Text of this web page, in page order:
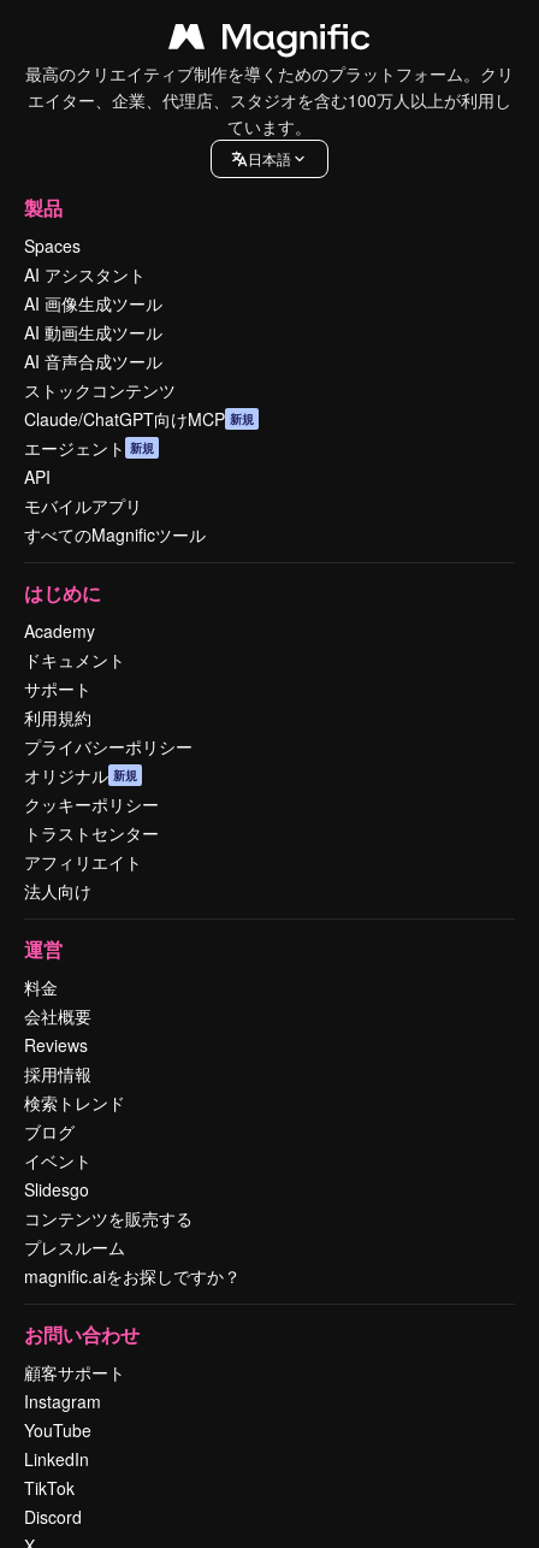
最高のクリエイティブ制作を導くためのプラットフォーム。クリ
エイター、企業、代理店、スタジオを含む100万人以上が利用し
ています。
日本語
製品
Spaces
AI アシスタント
AI 画像生成ツール
AI 動画生成ツール
AI 音声合成ツール
ストックコンテンツ
Claude/ChatGPT向けMCP 新規
エージェント 新規
API
モバイルアプリ
すべてのMagnificツール
はじめに
Academy
ドキュメント
サポート
利用規約
プライバシーポリシー
オリジナル 新規
クッキーポリシー
トラストセンター
アフィリエイト
法人向け
運営
料金
会社概要
Reviews
採用情報
検索トレンド
ブログ
イベント
Slidesgo
コンテンツを販売する
プレスルーム
magnific.aiをお探しですか？
お問い合わせ
顧客サポート
Instagram
YouTube
LinkedIn
TikTok
Discord